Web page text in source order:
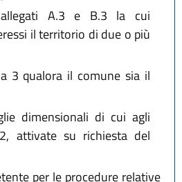
A.3 e B.3 la cui
il territorio di due o più
3 qualora il comune sia il
dimensionali di cui agli
attivate su richiesta del
per le procedure relative